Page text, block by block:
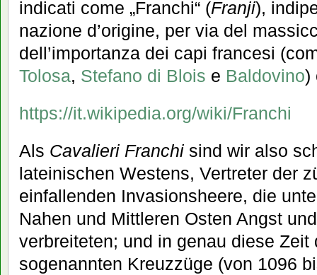
indicati come „Franchi“ (Franji),
nazione d’origine, per via del
dell’importanza dei capi francesi
Tolosa, Stefano di Blois e Baldovino)
https://it.wikipedia.org/wiki/Franchi
Als Cavalieri Franchi sind wir also
lateinischen Westens, Vertreter der
einfallenden Invasionsheere, die
Nahen und Mittleren Osten Angst
verbreiteten; und in genau diese Zeit
sogenannten Kreuzzüge (von 1096